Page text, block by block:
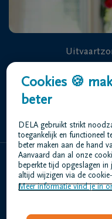
Cookies 🍪
beter
DELA gebruikt strikt
toegankelijk en functioneel
beter maken aan de hand
Aanvaard dan al onze
beperkte tijd opgeslagen in
altijd wijzigen via de
Meer informatie vind je in